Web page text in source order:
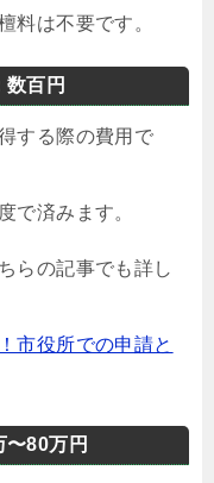
料は不要です。
数百円
する際の費用で
で済みます。
らの記事でも詳し
市役所での申請と
〜80万円